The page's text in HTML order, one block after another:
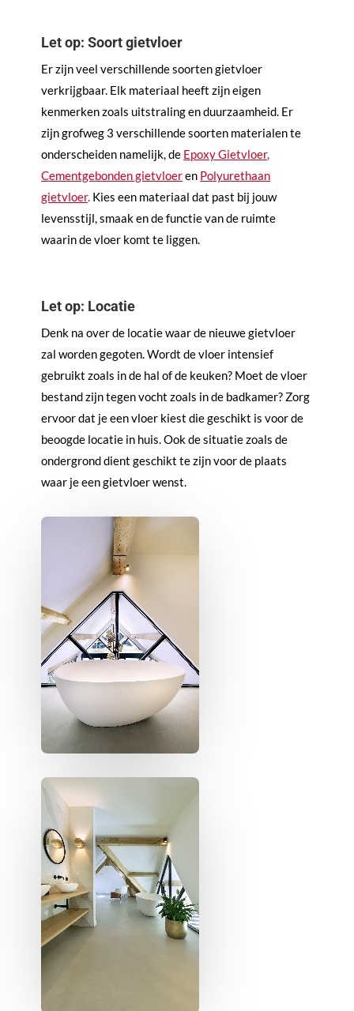
Let op: Soort gietvloer
Er zijn veel verschillende soorten gietvloer
verkrijgbaar. Elk materiaal heeft zijn eigen
kenmerken zoals uitstraling en duurzaamheid. Er
zijn grofweg 3 verschillende soorten materialen te
onderscheiden namelijk, de Epoxy Gietvloer,
Cementgebonden gietvloeren Polyurethaan
gietvloer. Kies een materiaal dat past bij jouw
levensstijl, smaak en de functie van de ruimte
waarin de vloer komt te liggen.
Let op: Locatie
Denk na over de locatie waar de nieuwe gietvloer
zal worden gegoten. Wordt de vloer intensief
gebruikt zoals in de hal of de keuken? Moet de vloer
bestand zijn tegen vocht zoals in de badkamer? Zorg
ervoor dat je een vloer kiest die geschikt is voor de
beoogde locatie in huis. Ook de situatie zoals de
ondergrond dient geschikt te zijn voor de plaats
waar je een gietvloer wenst.